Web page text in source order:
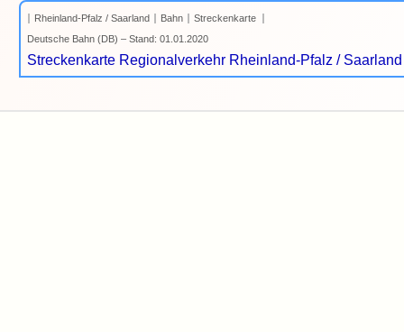
Rheinland-Pfalz / Saarland Bahn
Streckenkarte
Deutsche Bahn (DB) – Stand: 01.01.2020
Streckenkarte Regionalverkehr Rheinland-Pfalz / Saarland